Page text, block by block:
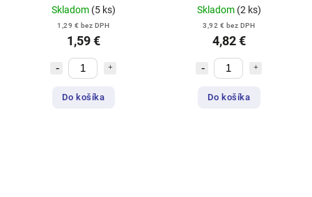
Skladom (5 ks)
1,29 € bez DPH
1,59 €
Do košíka
Skladom (2 ks)
3,92 € bez DPH
4,82 €
Do košíka